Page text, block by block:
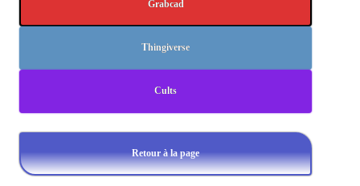
Grabcad
Thingiverse
Cults
Retour à la page